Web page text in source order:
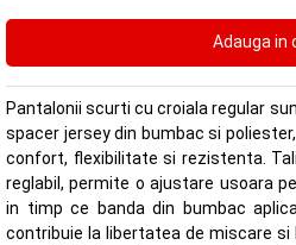
Pantalonii scurti cu croiala regular
spacer jersey din bumbac si
confort, flexibilitate si rezistenta.
reglabil, permite o ajustare usoara
in timp ce banda din bumbac
contribuie la libertatea de miscare si